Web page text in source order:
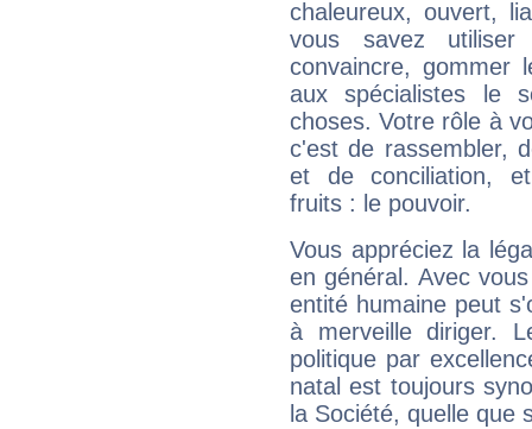
chaleureux, ouvert,
vous savez
convaincre, gommer
aux spécialistes le
choses. Votre rôle à
c'est de rassembler,
et de conciliation,
fruits : le pouvoir.
Vous appréciez la
en général. Avec
entité humaine peut
à merveille diriger.
politique par
natal est toujours
la Société, quelle que